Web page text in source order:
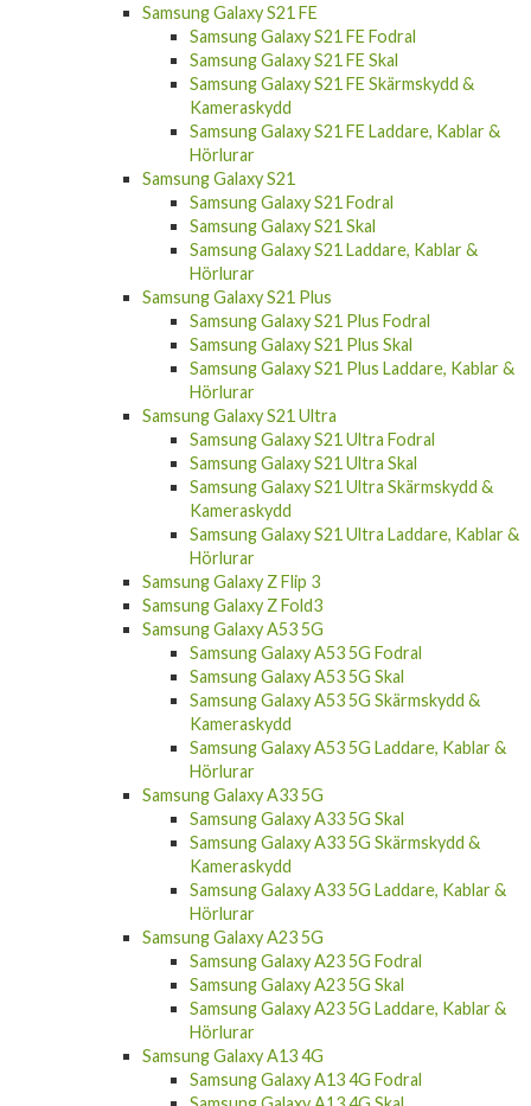
Samsung Galaxy S21 FE
Samsung Galaxy S21 FE Fodral
Samsung Galaxy S21 FE Skal
Samsung Galaxy S21 FE Skärmskydd &
Kameraskydd
Samsung Galaxy S21 FE Laddare, Kablar &
Hörlurar
Samsung Galaxy S21
Samsung Galaxy S21 Fodral
Samsung Galaxy S21 Skal
Samsung Galaxy S21 Laddare, Kablar &
Hörlurar
Samsung Galaxy S21 Plus
Samsung Galaxy S21 Plus Fodral
Samsung Galaxy S21 Plus Skal
Samsung Galaxy S21 Plus Laddare, Kablar &
Hörlurar
Samsung Galaxy S21 Ultra
Samsung Galaxy S21 Ultra Fodral
Samsung Galaxy S21 Ultra Skal
Samsung Galaxy S21 Ultra Skärmskydd &
Kameraskydd
Samsung Galaxy S21 Ultra Laddare, Kablar &
Hörlurar
Samsung Galaxy Z Flip 3
Samsung Galaxy Z Fold3
Samsung Galaxy A53 5G
Samsung Galaxy A53 5G Fodral
Samsung Galaxy A53 5G Skal
Samsung Galaxy A53 5G Skärmskydd &
Kameraskydd
Samsung Galaxy A53 5G Laddare, Kablar &
Hörlurar
Samsung Galaxy A33 5G
Samsung Galaxy A33 5G Skal
Samsung Galaxy A33 5G Skärmskydd &
Kameraskydd
Samsung Galaxy A33 5G Laddare, Kablar &
Hörlurar
Samsung Galaxy A23 5G
Samsung Galaxy A23 5G Fodral
Samsung Galaxy A23 5G Skal
Samsung Galaxy A23 5G Laddare, Kablar &
Hörlurar
Samsung Galaxy A13 4G
Samsung Galaxy A13 4G Fodral